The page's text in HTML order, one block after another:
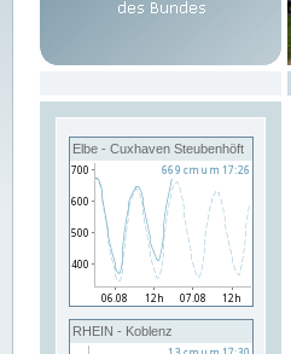
Elbe - Cuxhaven Steubenhöft
RHEIN - Koblenz